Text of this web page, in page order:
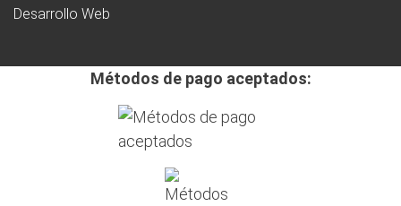
Desarrollo Web
Métodos de pago aceptados: